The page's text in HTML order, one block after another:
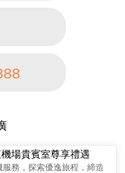
場貴賓室尊享禮遇
服務，探索優逸旅程，締造